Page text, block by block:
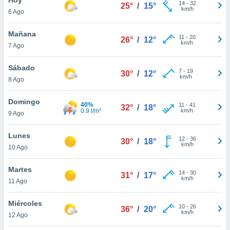
en
más
nuestra
de
cookies
aceptar
6 Ago
25° / 15° 14- 32
km/h
Mañana
7 Ago
26° / 12° 11 - 20
km/h
Sábado
8 Ago
30° / 12° 7- 19
km/h
Domingo
9 Ago
40%
0.9 l/m²
32° / 18° 11 - 41
km/h
Lunes
10 Ago
30° / 18° 12- 36
km/h
Martes
11 Ago
31° / 17° 14- 30
km/h
Miércoles
12 Ago
36° / 20° 10- 26
km/h